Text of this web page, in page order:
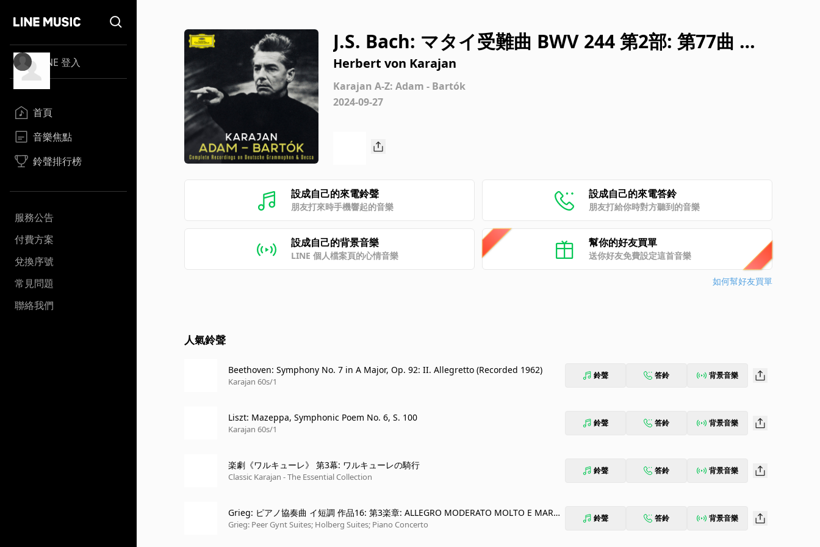
LINE 登入
首頁
音樂焦點
鈴聲排行榜
服務公告
付費方案
兌換序號
常見問題
聯絡我們
J.S. Bach: マタイ受難曲 BWV 244 第2部: 第77曲 レ
チタティーヴォ（ソプラノ、アルト、テノール、バ
ス）：今、主は深き眠りにつきたもう
Herbert von Karajan
Karajan A-Z: Adam - Bartók
2024-09-27
設成自己的來電鈴聲
朋友打來時手機響起的音樂
設成自己的來電答鈴
朋友打給你時對方聽到的音樂
設成自己的背景音樂
LINE 個人檔案頁的心情音樂
幫你的好友買單
送你好友免費設定這首音樂
如何幫好友買單
人氣鈴聲
Beethoven: Symphony No. 7 in A Major, Op. 92: II. Allegretto (Recorded 1962)
Karajan 60s/1
鈴聲 答鈴 背景音樂
Liszt: Mazeppa, Symphonic Poem No. 6, S. 100
Karajan 60s/1
鈴聲 答鈴 背景音樂
楽劇《ワルキューレ》 第3幕: ワルキューレの騎行
Classic Karajan - The Essential Collection
鈴聲 答鈴 背景音樂
Grieg: ピアノ協奏曲 イ短調 作品16: 第3楽章: ALLEGRO MODERATO MOLTO E MARCA
TO - QUASI PRESTO -
Grieg: Peer Gynt Suites; Holberg Suites; Piano Concerto
鈴聲 答鈴 背景音樂